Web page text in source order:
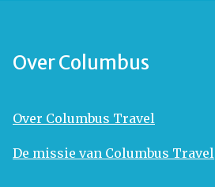
Over Columbus
Over Columbus Travel
De missie van Columbus Travel